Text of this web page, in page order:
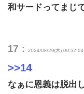
和サードってまじ
17： 2024/08/29(木)
>>14
なぁに恩義は脱出